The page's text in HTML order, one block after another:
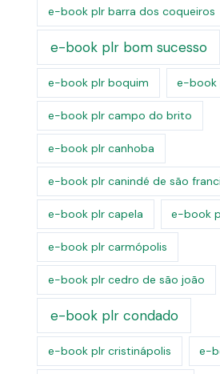
e-book plr barra dos coqueiros
e-book plr bom sucesso
e-book plr boquim e-book
e-book plr campo do brito
e-book plr canhoba
e-book plr canindé de são
e-book plr capela e-book
e-book plr carmópolis
e-book plr cedro de são joão
e-book plr condado
e-book plr cristinápolis e-